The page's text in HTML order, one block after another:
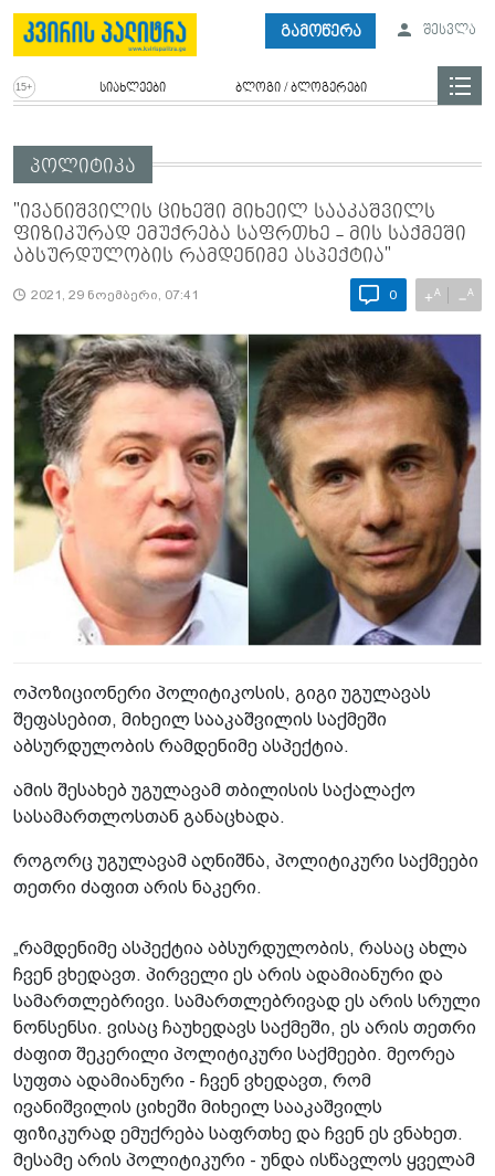
გამოწერა შესვლა
სიახლეები ბლოგი / ბლოგერები
პოლიტიკა
"ივანიშვილის ციხეში მიხეილ სააკაშვილს
ფიზიკურად ემუქრება საფრთხე - მის საქმეში
აბსურდულობის რამდენიმე ასპექტია"
2021, 29 ნოემბერი, 07:41 0 +A −A
ოპოზიციონერი პოლიტიკოსის, გიგი უგულავას
შეფასებით, მიხეილ სააკაშვილის საქმეში
აბსურდულობის რამდენიმე ასპექტია.
ამის შესახებ უგულავამ თბილისის საქალაქო
სასამართლოსთან განაცხადა.
როგორც უგულავამ აღნიშნა, პოლიტიკური საქმეები
თეთრი ძაფით არის ნაკერი.
„რამდენიმე ასპექტია აბსურდულობის, რასაც ახლა
ჩვენ ვხედავთ. პირველი ეს არის ადამიანური და
სამართლებრივი. სამართლებრივად ეს არის სრული
ნონსენსი. ვისაც ჩაუხედავს საქმეში, ეს არის თეთრი
ძაფით შეკერილი პოლიტიკური საქმეები. მეორეა
სუფთა ადამიანური - ჩვენ ვხედავთ, რომ
ივანიშვილის ციხეში მიხეილ სააკაშვილს
ფიზიკურად ემუქრება საფრთხე და ჩვენ ეს ვნახეთ.
მესამე არის პოლიტიკური - უნდა ისწავლოს ყველამ